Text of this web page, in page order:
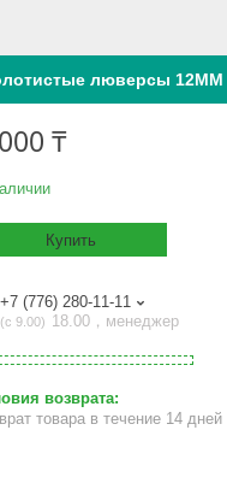
люверсы 12MM
₸
Купить
+7 (776) 280-11-11
с 9.00 18.00，менеджер
товара в течение 14 дней